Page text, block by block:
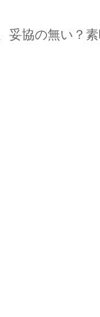
協の無い？素